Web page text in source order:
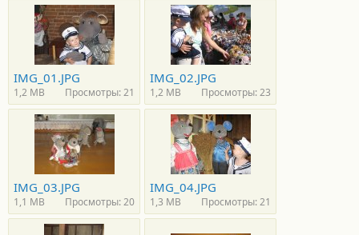
IMG_01.JPG
1,2 MB Просмотры: 21
IMG_02.JPG
1,2 MB Просмотры: 23
IMG_03.JPG
1,1 MB Просмотры: 20
IMG_04.JPG
1,3 MB Просмотры: 21